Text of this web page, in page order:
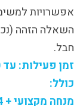
אפשרויות
השאלה הזהה
חבל.
זמן פעילות: עד 120 דקות
כולל: